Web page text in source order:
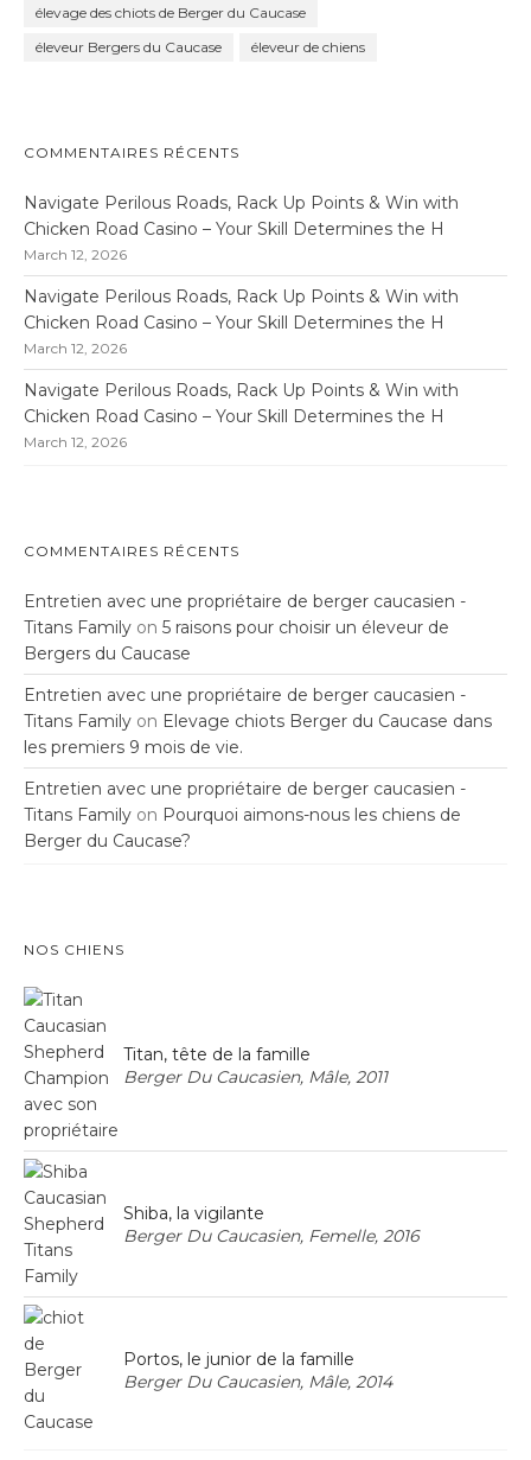
élevage des chiots de Berger du Caucase
éleveur Bergers du Caucase
éleveur de chiens
COMMENTAIRES RÉCENTS
Navigate Perilous Roads, Rack Up Points & Win with
Chicken Road Casino – Your Skill Determines the H
March 12, 2026
Navigate Perilous Roads, Rack Up Points & Win with
Chicken Road Casino – Your Skill Determines the H
March 12, 2026
Navigate Perilous Roads, Rack Up Points & Win with
Chicken Road Casino – Your Skill Determines the H
March 12, 2026
COMMENTAIRES RÉCENTS
Entretien avec une propriétaire de berger caucasien -
Titans Family on 5 raisons pour choisir un éleveur de
Bergers du Caucase
Entretien avec une propriétaire de berger caucasien -
Titans Family on Elevage chiots Berger du Caucase dans
les premiers 9 mois de vie.
Entretien avec une propriétaire de berger caucasien -
Titans Family on Pourquoi aimons-nous les chiens de
Berger du Caucase?
NOS CHIENS
Titan, tête de la famille
Berger Du Caucasien, Mâle, 2011
Shiba, la vigilante
Berger Du Caucasien, Femelle, 2016
Portos, le junior de la famille
Berger Du Caucasien, Mâle, 2014